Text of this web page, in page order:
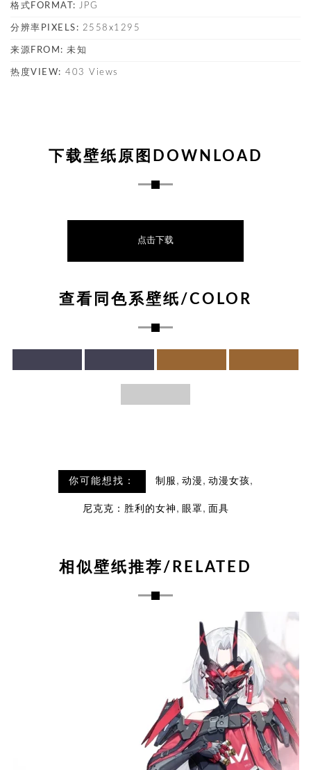
格式FORMAT: JPG
分辨率PIXELS: 2558x1295
来源FROM: 未知
热度VIEW: 403 Views
下载壁纸原图DOWNLOAD
点击下载
查看同色系壁纸/COLOR
你可能想找： 制服 , 动漫 , 动漫女孩,
尼克克：胜利的女神 , 眼罩 , 面具
相似壁纸推荐/RELATED